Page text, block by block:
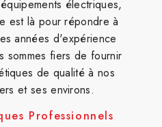
électriques,
est là pour répondre à
années d'expérience
sommes fiers de fournir
de qualité à nos
et ses environs.
Professionnels